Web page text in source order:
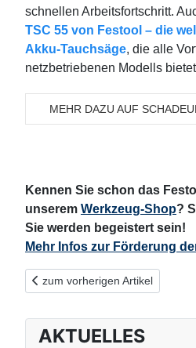
schnellen Arbeitsfortschritt.
TSC 55 von Festool – die
Akku-Tauchsäge, die alle
netzbetriebenen Modells
MEHR DAZU AUF
Kennen Sie schon das
unserem Werkzeug-Shop?
Sie werden begeistert sein!
Mehr Infos zur Förderung
Vorheriger Beitrag: Nicht
zum vorherigen Artikel
AKTUELLES